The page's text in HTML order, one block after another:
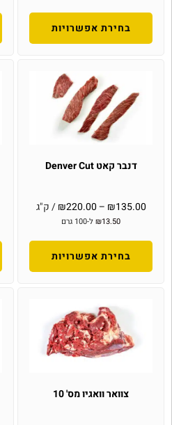
בחירת אפשרויות
דנבר קאט Denver Cut
₪135.00
–
₪220.00 / ק"ג
₪13.50 ל-100 גרם
בחירת אפשרויות
צוואר וואגיו מס' 10